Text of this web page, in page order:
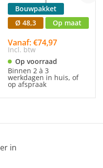
Bouwpakket
Ø 48,3
Op maat
Vanaf: €74,97
Incl. btw
Op voorraad
Binnen 2 à 3
werkdagen in huis, of
op afspraak
in